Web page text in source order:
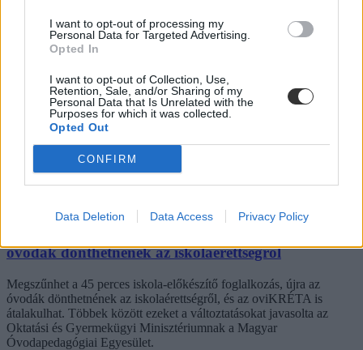
I want to opt-out of processing my
Personal Data for Targeted Advertising.
Opted In
I want to opt-out of Collection, Use,
Retention, Sale, and/or Sharing of my
Personal Data that Is Unrelated with the
Purposes for which it was collected.
Opted Out
CONFIRM
Data Deletion Data Access Privacy Policy
Dolgoznának az egyetem mellett, mégsem
vállalhatnak diákmunkát – több mint százezer
levelezős hallgatót érinthet a szabály
„Szinte bárhol voltam állásinterjún, mikor megtudták, hogy levelező
tagozatos hallgató vagyok, egyből húzni kezdték a szájukat” –
számolt be tapasztalatairól az Eduline-nak egy egyetemista. Példája
azonban korántsem egyedi: több levelezős hallgató számolt be
hasonló nehézségekről.
Campus life
óvodák dönthetnének az iskolaérettségről
Megszűnhet a 45 perces iskola-előkészítő foglalkozás, újra az
óvodák dönthetnének az iskolaérettségről, és az oviKRÉTA is
átalakulhat. Többek között ezeket a változtatásokat javasolta az
Oktatási és Gyermekügyi Minisztériumnak a Magyar
Óvodapedagógiai Egyesület.